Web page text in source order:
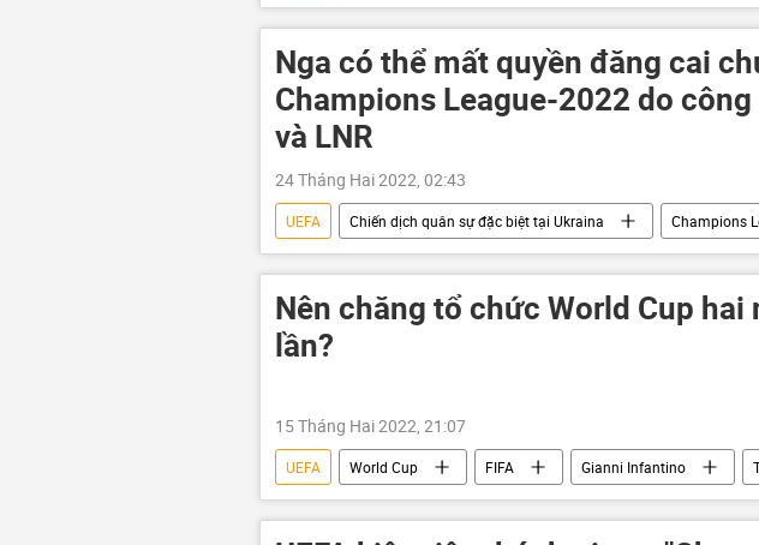
Champions League
bóng đá
Nga có thể mất quyền đăng cai
Champions League-2022 do công
và LNR
24 Tháng Hai 2022, 02:43
UEFA Chiến dịch quân sự đặc biệt tại Ukraina Champions
Thế giới
bóng đá Ukraina Nga
Nên chăng tổ chức World Cup hai
lần?
15 Tháng Hai 2022, 21:07
UEFA World Cup FIFA Gianni Infantino